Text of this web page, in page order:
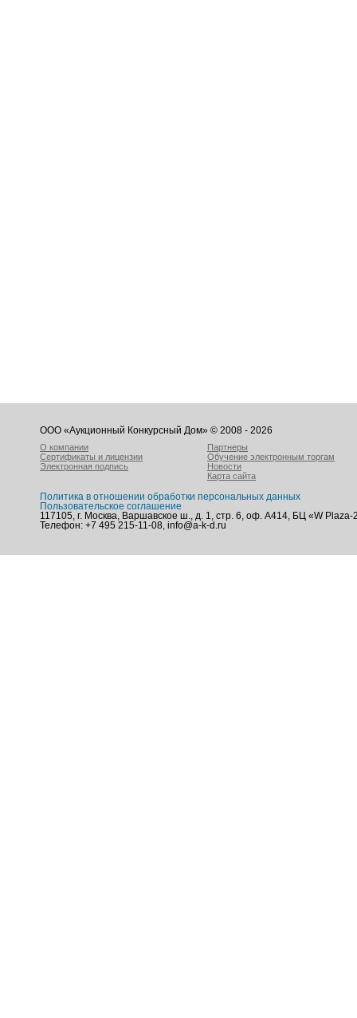
ООО «Аукционный Конкурсный Дом» © 2008 - 2026
О компании
Сертификаты и лицензии
Электронная подпись
Партнеры
Обучение электронным торгам
Новости
Карта сайта
Политика в отношении обработки персональных данных
Пользовательское соглашение
117105, г. Москва, Варшавское ш., д. 1, стр. 6, оф. А414, БЦ «W Plaza-
Телефон: +7 495 215-11-08, info@a-k-d.ru